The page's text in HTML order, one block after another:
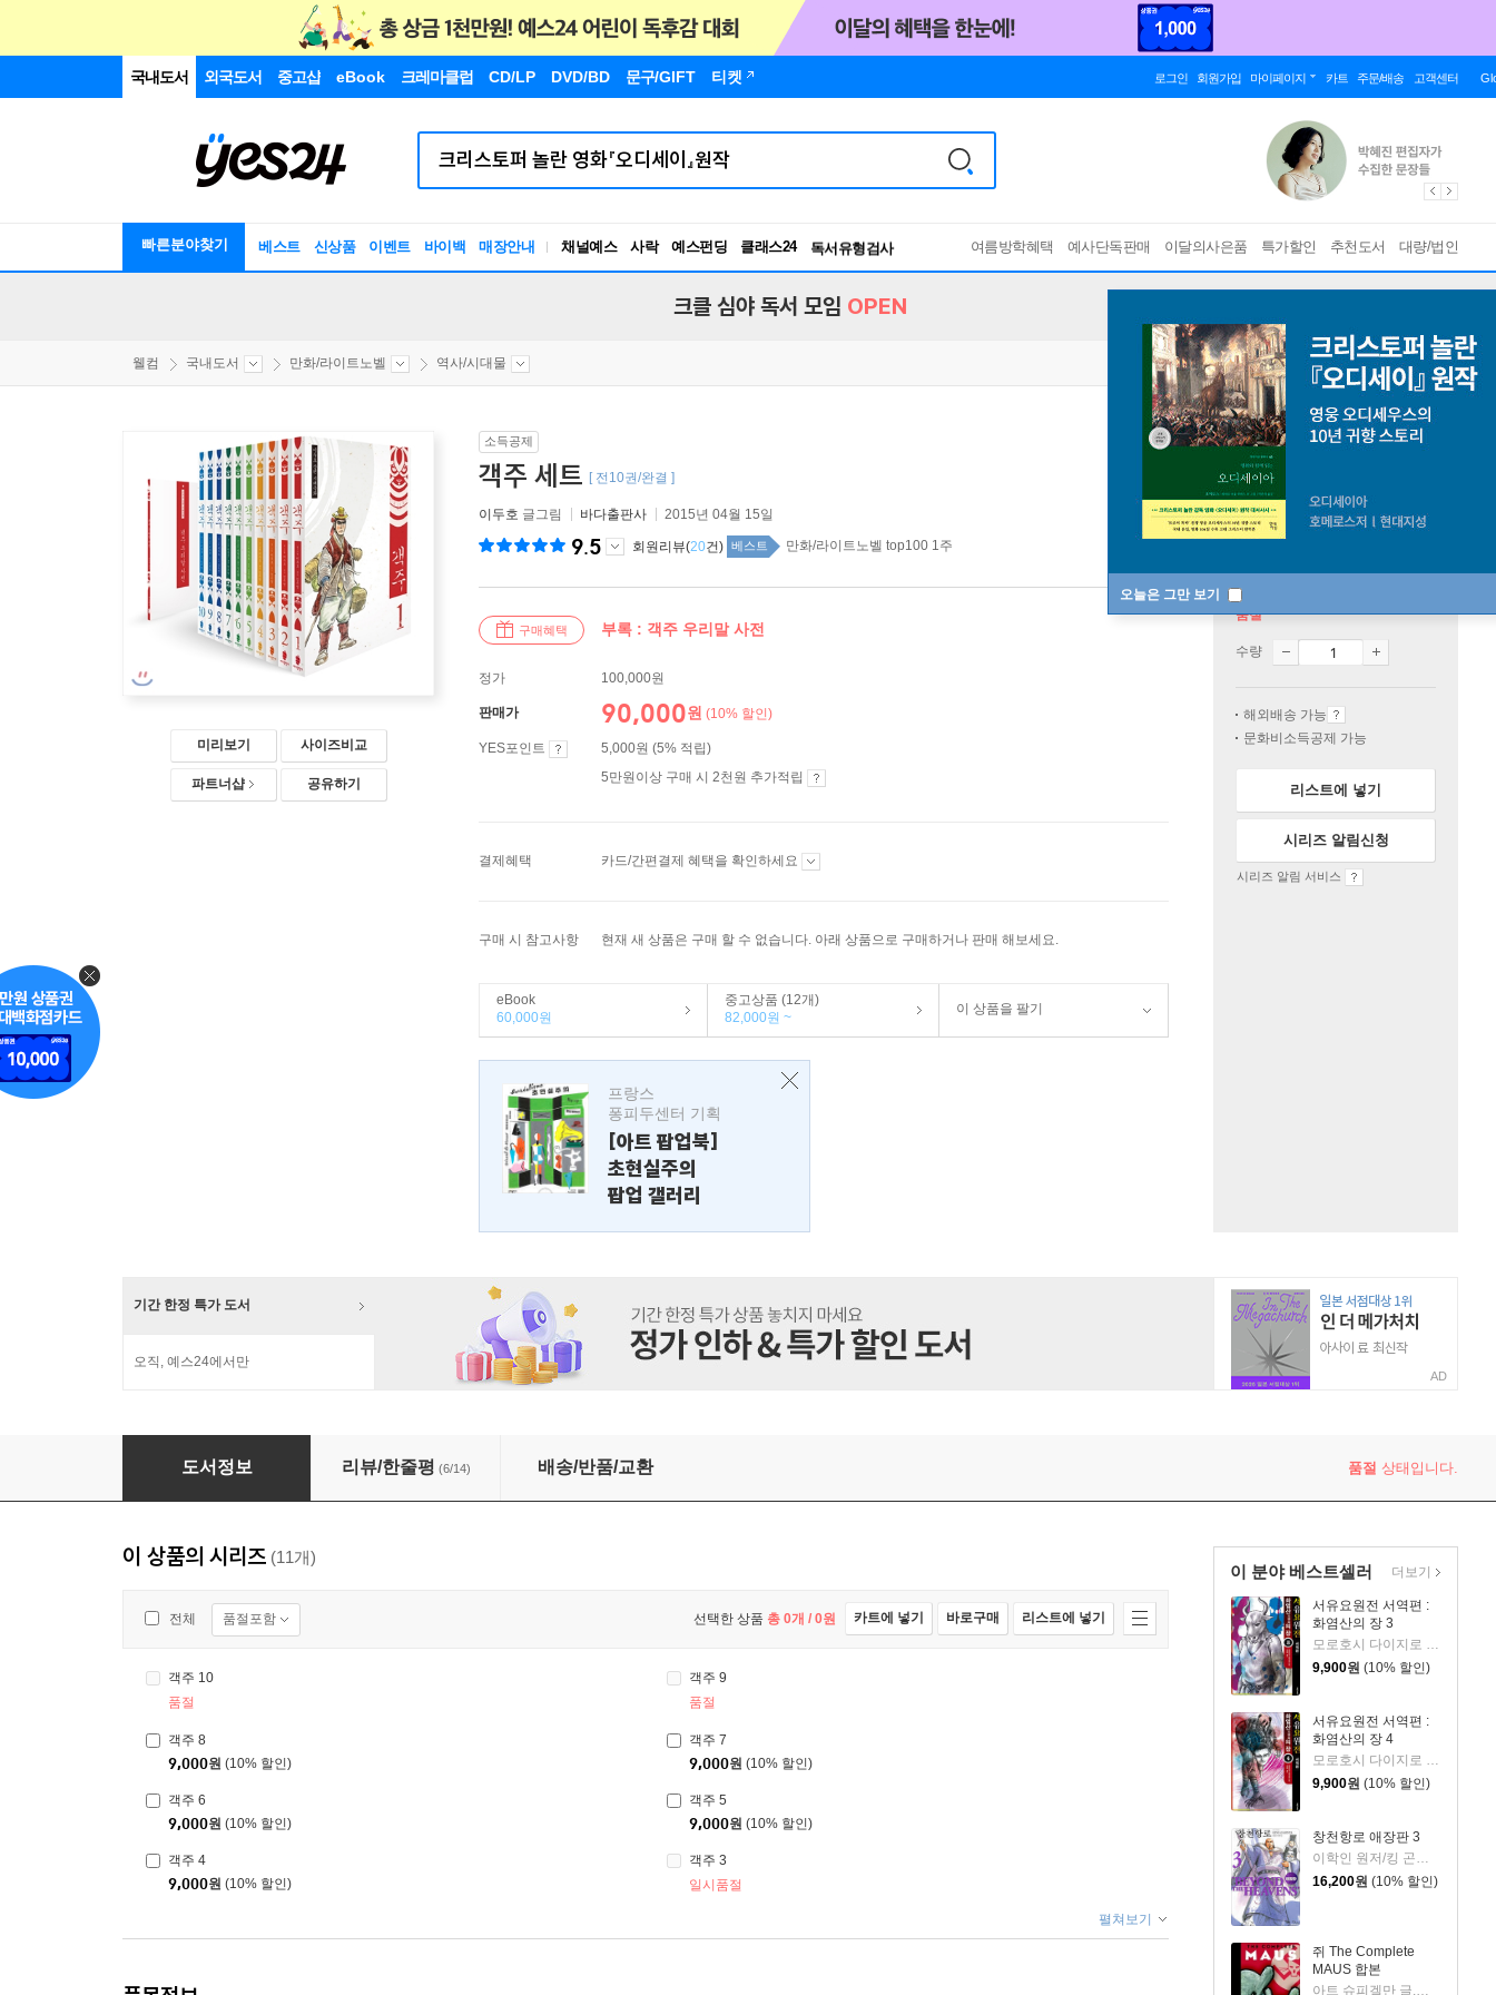
국내도서 외국도서 중고샵 eBook 크레마클럽 CD/LP DVD/BD 문구/GIFT 티켓 로그인 회원가입 마이페이지 카트 주문/배송 고객센터
빠른분야찾기 베스트 신상품 이벤트 바이백 매장안내 채널예스 사락 예스펀딩 클래스24
독서유형검사
RBTI Lab
여름방학혜택 예사단독판매 이달의사은품 특가할인 추천도서 대량/법인
오늘은 그만 보기
크클 심야 독서 모임 OPEN
웰컴 국내도서 만화/라이트노벨 역사/시대물
미리보기 사이즈비교
파트너샵 공유하기
소득공제
객주 세트 [ 전10권/완결 ]
이두호 글그림 바다출판사 2015년 04월 15일
9.5 회원리뷰(20건) 베스트 만화/라이트노벨 top100 1주
구매혜택 부록 : 객주 우리말 사전
정가 100,000원
판매가 90,000원 (10% 할인)
YES포인트
5,000원 (5% 적립)
5만원이상 구매 시 2천원 추가적립
결제혜택 카드/간편결제 혜택을 확인하세요
구매 시 참고사항 현재 새 상품은 구매 할 수 없습니다. 아래 상품으로 구매하거나 판매 해보세요.
eBook
60,000원
중고상품 (12개)
82,000원 ~
이 상품을 팔기
프랑스
퐁피두센터 기획
[아트 팝업북]
초현실주의
팝업 갤러리
품절
수량
해외배송 가능
문화비소득공제 가능
리스트에 넣기
시리즈 알림신청
시리즈 알림 서비스
기간 한정 특가 도서
오직, 예스24에서만
AD
객주 세트
도서정보 리뷰/한줄평 (6/14) 배송/반품/교환 품절 상태입니다.
이 분야 베스트셀러
서유요원전 서역편 :
화염산의 장 3
모로호시 다이지로 글,그림/서현아 역
9,900원 (10% 할인)
서유요원전 서역편 :
화염산의 장 4
모로호시 다이지로 글,그림/서현아 역
9,900원 (10% 할인)
창천항로 애장판 3
16,200원 (10% 할인)
쥐 The Complete
MAUS 합본
아트 슈피겔만 글,그림
더보기
이 상품의 시리즈 (11개)
전체 품절포함 선택한 상품 총 0개 / 0원 카트에 넣기 바로구매 리스트에 넣기
객주 10
품절
객주 9
품절
객주 8
9,000원 (10% 할인)
객주 7
9,000원 (10% 할인)
객주 6
9,000원 (10% 할인)
객주 5
9,000원 (10% 할인)
객주 4
9,000원 (10% 할인)
객주 3
일시품절
펼쳐보기